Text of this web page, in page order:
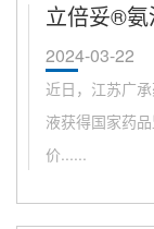
立倍妥®
2024-03-22
近日，江苏广
液获得国家药
价......